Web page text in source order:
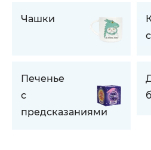
Чашки
Печенье
с
предсказаниями